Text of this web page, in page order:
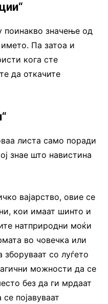
поинакво значење од
Па затоа и
кога сте
да откачите
листа само поради
знае што навистина
вајарство, овие се
кои имаат шинто и
натприродни моќи
во човечка или
со луѓето
можности да се
без да ги мрдаат
појавуваат